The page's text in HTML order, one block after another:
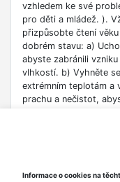
vzhledem ke své
pro děti a mládež. ).
přizpůsobte čtení
dobrém stavu: a)
abyste zabránili
vlhkostí. b) Vyhněte
extrémním teplotám a
prachu a nečistot,
vzdělávací nebo
vydání, protože
zdrojů uvedených v
Informace o cookies na